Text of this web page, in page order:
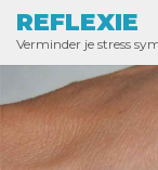
REFLEXIE
Verminder je stress